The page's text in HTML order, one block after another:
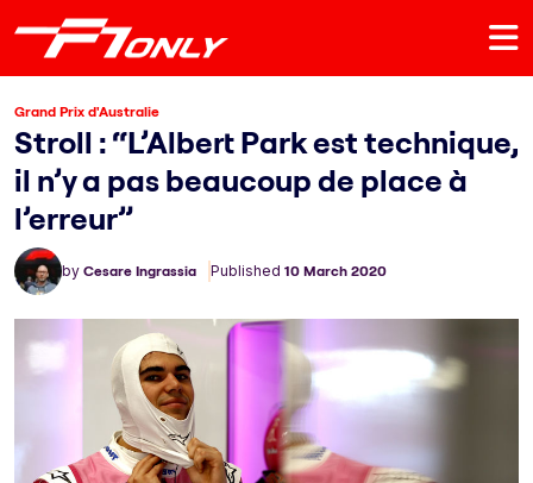
Grand Prix d'Australie
Stroll : “L’Albert Park est technique,
il n’y a pas beaucoup de place à
l’erreur”
by Cesare Ingrassia Published 10 March 2020